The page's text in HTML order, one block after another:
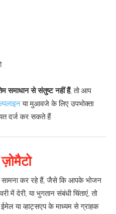
समाधान से संतुष्ट नहीं हैं, तो आप
या मुआवजे के लिए उपभोक्ता
दर्ज कर सकते हैं
कर रहे हैं, जैसे कि आपके भोजन
में देरी, या भुगतान संबंधी चिंताएं, तो
या व्हाट्सएप के माध्यम से ग्राहक